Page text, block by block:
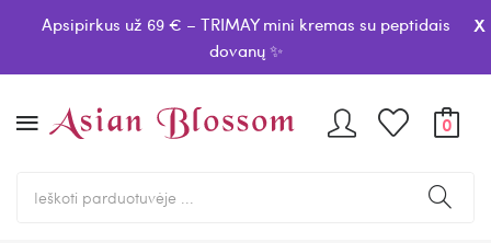
Apsipirkus už 69 € – TRIMAY mini kremas su peptidais
dovanų ✨
x
0